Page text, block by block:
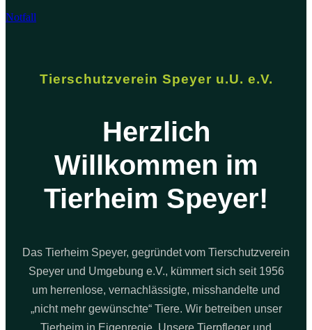
Notfall
Tierschutzverein Speyer u.U. e.V.
Herzlich
Willkommen im
Tierheim Speyer!
Das Tierheim Speyer, gegründet vom Tierschutzverein
Speyer und Umgebung e.V., kümmert sich seit 1956
um herrenlose, vernachlässigte, misshandelte und
„nicht mehr gewünschte“ Tiere. Wir betreiben unser
Tierheim in Eigenregie. Unsere Tierpfleger und